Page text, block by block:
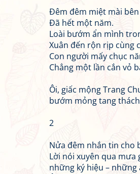
Đêm đêm miệt mài
Đã hết một năm.
Loài bướm ẩn mình
Xuân đến rộn rịp cùng
Con người mấy chục
Chẳng một lần cắn vỏ
Ôi, giấc mộng Trang
bướm mỏng tang
2
Nửa đêm nhắn tin cho
Lời nói xuyên qua
những ký hiệu – những